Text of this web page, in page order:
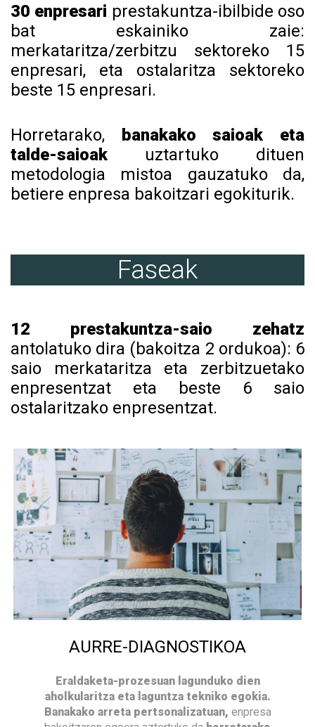
30 enpresari prestakuntza-ibilbide oso
bat eskainiko zaie:
merkataritza/zerbitzu sektoreko 15
enpresari, eta ostalaritza sektoreko
beste 15 enpresari.
Horretarako, banakako saioak eta
talde-saioakuztartuko dituen
metodologia mistoa gauzatuko da,
betiere enpresa bakoitzari egokiturik.
Faseak
12 prestakuntza-saio zehatz
antolatuko dira (bakoitza 2 ordukoa): 6
saio merkataritza eta zerbitzuetako
enpresentzat eta beste 6 saio
ostalaritzako enpresentzat.
AURRE-DIAGNOSTIKOA
Eraldaketa-prozesuan lagunduko dien
aholkularitza eta laguntza tekniko egokia.
Banakako arreta pertsonalizatuan, enpresa